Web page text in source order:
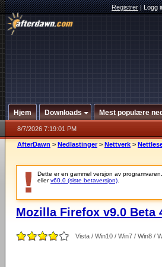
Registrer|Logg
Hjem Downloads Mest populære
8/7/2026 7:19:01 PM
AfterDawn > Nedlastinger > Nettverk >
Dette er en gammel versjon av
ellerv60.0 (siste betaversjon)
Mozilla Firefox v9.0 Beta
Vista / Win10 / Win7 / Win8 /